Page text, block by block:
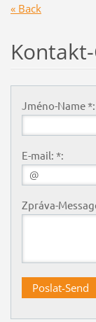
« Back
Jméno-Name *:
E-mail: *:
Zpráva-